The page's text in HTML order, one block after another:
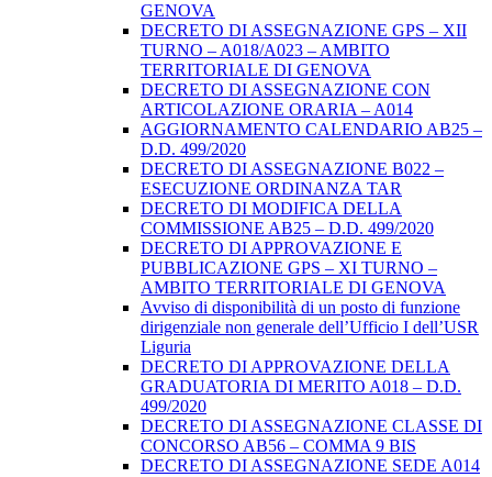
GENOVA
DECRETO DI ASSEGNAZIONE GPS – XII
TURNO – A018/A023 – AMBITO
TERRITORIALE DI GENOVA
DECRETO DI ASSEGNAZIONE CON
ARTICOLAZIONE ORARIA – A014
AGGIORNAMENTO CALENDARIO AB25 –
D.D. 499/2020
DECRETO DI ASSEGNAZIONE B022 –
ESECUZIONE ORDINANZA TAR
DECRETO DI MODIFICA DELLA
COMMISSIONE AB25 – D.D. 499/2020
DECRETO DI APPROVAZIONE E
PUBBLICAZIONE GPS – XI TURNO –
AMBITO TERRITORIALE DI GENOVA
Avviso di disponibilità di un posto di funzione
dirigenziale non generale dell’Ufficio I dell’USR
Liguria
DECRETO DI APPROVAZIONE DELLA
GRADUATORIA DI MERITO A018 – D.D.
499/2020
DECRETO DI ASSEGNAZIONE CLASSE DI
CONCORSO AB56 – COMMA 9 BIS
DECRETO DI ASSEGNAZIONE SEDE A014